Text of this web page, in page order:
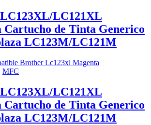
LC121XL
Cartucho de Tinta Generico
LC123M/LC121M
MFC
LC121XL
Cartucho de Tinta Generico
LC123M/LC121M